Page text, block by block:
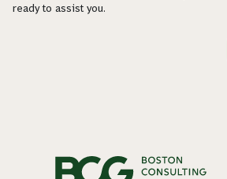
ready to assist you.